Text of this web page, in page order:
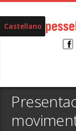
Castellano